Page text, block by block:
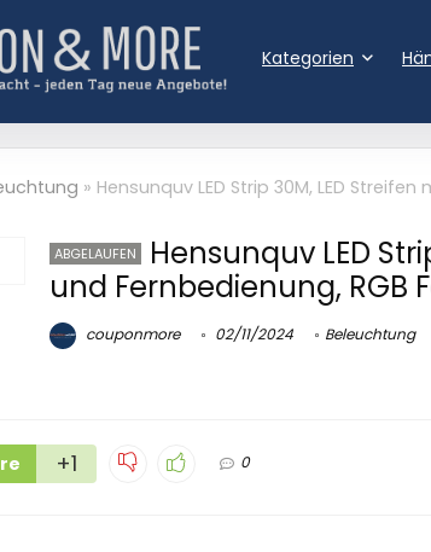
Kategorien
» Hensunquv LED Strip 30M, LED
ABGELAUFEN
Hensunquv LED
und Fernbedienung, RGB
couponmore 02/11/2024 Beleuchtung
+1 0